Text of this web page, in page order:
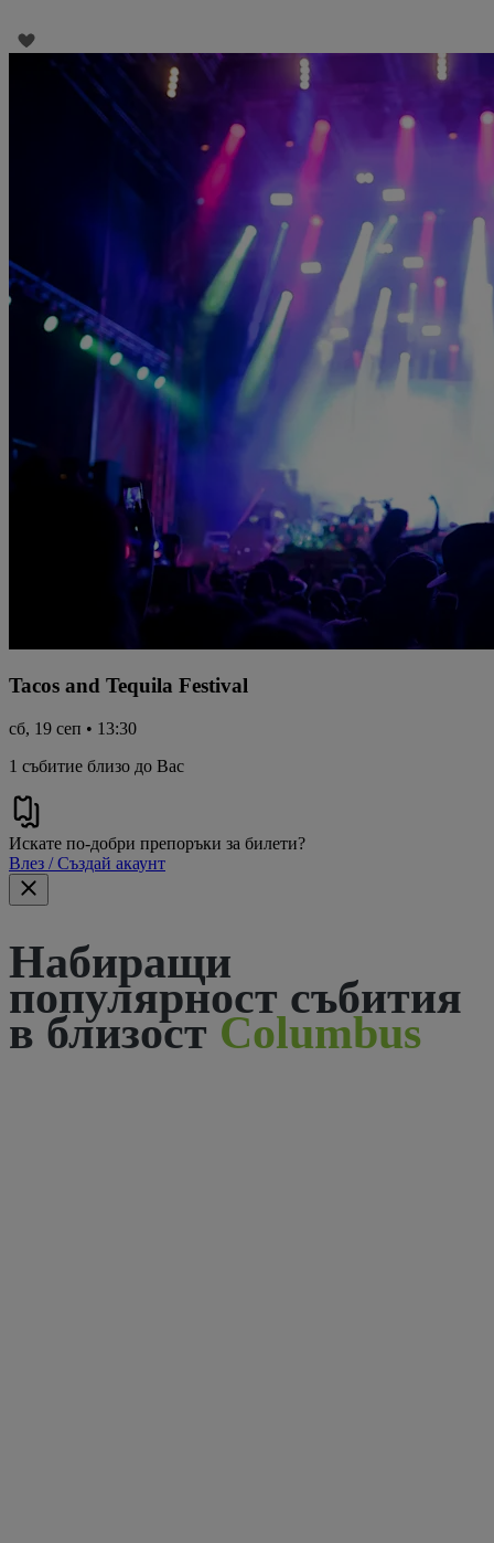
Tacos and Tequila Festival
сб, 19 сеп • 13:30
1 събитие близо до Вас
Искате по-добри препоръки за билети?
Влез / Създай акаунт
Набиращи
популярност събития
в близост Columbus